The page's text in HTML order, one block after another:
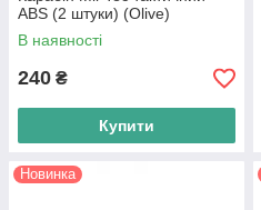
ABS (2 штуки) (Olive)
В наявності
240 ₴
Купити
Новинка